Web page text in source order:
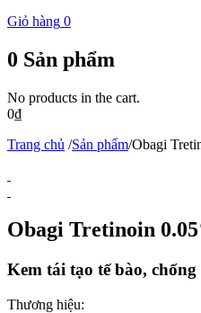
Giỏ hàng 0
0 Sản phẩm
No products in the cart.
0₫
Trang chủ /Sản phẩm/Obagi
Obagi Tretinoin
Kem tái tạo tế bào,
Thương hiệu: